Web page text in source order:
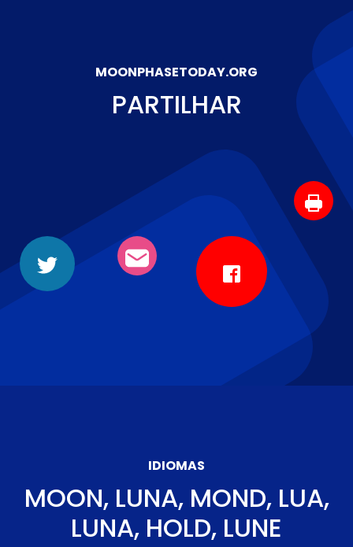
MOONPHASETODAY.ORG
PARTILHAR
IDIOMAS
MOON, LUNA, MOND, LUA,
LUNA, HOLD, LUNE